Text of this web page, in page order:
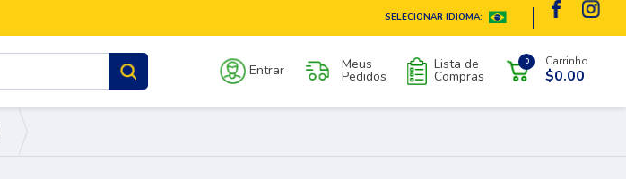
SELECIONAR IDIOMA:
Entrar Meus
Pedidos
Lista de
Compras
0 Carrinho
$0.00